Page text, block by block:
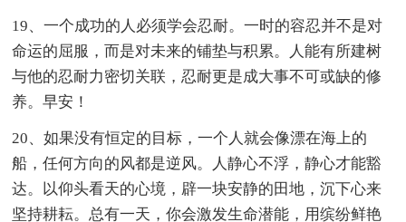
19、一个成功的人必须学会忍耐。一时的容忍并不是对
命运的屈服，而是对未来的铺垫与积累。人能有所建树
与他的忍耐力密切关联，忍耐更是成大事不可或缺的修
养。早安！
20、如果没有恒定的目标，一个人就会像漂在海上的
船，任何方向的风都是逆风。人静心不浮，静心才能豁
达。以仰头看天的心境，辟一块安静的田地，沉下心来
坚持耕耘。总有一天，你会激发生命潜能，用缤纷鲜艳